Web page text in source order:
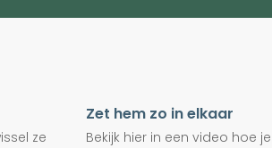
ze
Zet hem zo in elkaar
Bekijk hier in een video hoe